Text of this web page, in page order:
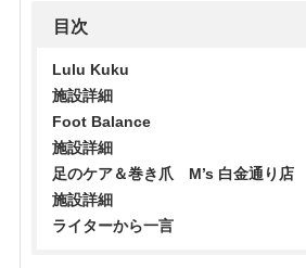
目次
Lulu Kuku
施設詳細
Foot Balance
施設詳細
足のケア＆巻き爪 M’s 白金通り店
施設詳細
ライターから一言